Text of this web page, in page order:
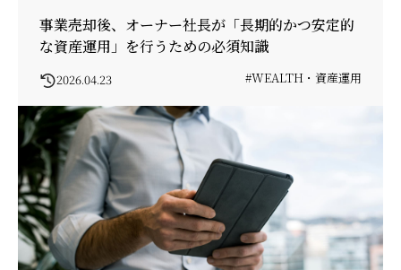
事業売却後、オーナー社長が「長期的かつ安定的
な資産運用」を行うための必須知識
2026.04.23 #WEALTH・資産運用